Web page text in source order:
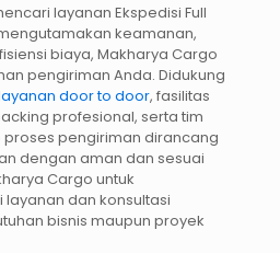
layanan Ekspedisi Full
keamanan,
biaya, Makharya Cargo
pengiriman Anda. Didukung
door to door, fasilitas
profesional, serta tim
pengiriman dirancang
dengan aman dan sesuai
Cargo untuk
dan konsultasi
bisnis maupun proyek